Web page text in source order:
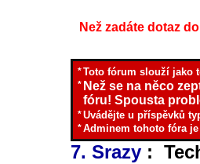
Než zadáte dotaz
*Toto fórum slouží jako
* Než se na něco
fóru! Spousta
*Uvádějte u příspěvků
*Adminem tohoto fóra
7. Srazy :